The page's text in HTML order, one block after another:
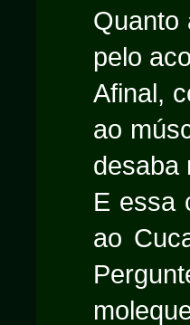
Quanto
pelo
Afinal,
ao
desaba
E essa
ao